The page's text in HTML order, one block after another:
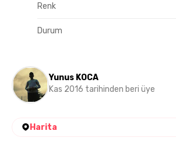
Renk
Durum
Yunus KOCA
Kas 2016 tarihinden beri üye
Harita